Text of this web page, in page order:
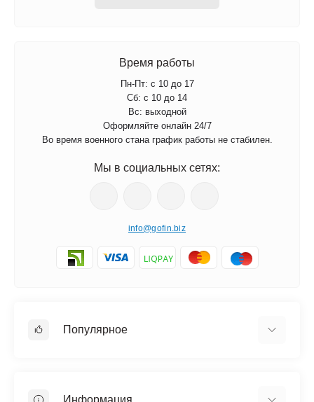
Время работы
Пн-Пт: с 10 до 17
Сб: с 10 до 14
Вс: выходной
Оформляйте онлайн 24/7
Во время военного стана график работы не стабилен.
Мы в социальных сетях:
info@gofin.biz
Популярное
Подтяжки
Информация